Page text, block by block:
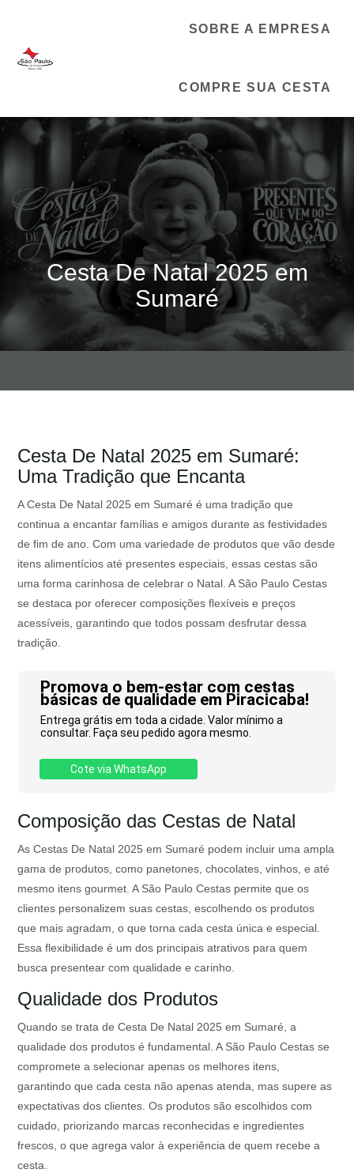
SOBRE A EMPRESA
COMPRE SUA CESTA
Cesta De Natal 2025 em
Sumaré
Cesta De Natal 2025 em Sumaré:
Uma Tradição que Encanta
A Cesta De Natal 2025 em Sumaré é uma tradição que
continua a encantar famílias e amigos durante as festividades
de fim de ano. Com uma variedade de produtos que vão desde
itens alimentícios até presentes especiais, essas cestas são
uma forma carinhosa de celebrar o Natal. A São Paulo Cestas
se destaca por oferecer composições flexíveis e preços
acessíveis, garantindo que todos possam desfrutar dessa
tradição.
Promova o bem-estar com cestas
básicas de qualidade em Piracicaba!
Entrega grátis em toda a cidade. Valor mínimo a
consultar. Faça seu pedido agora mesmo.
Cote via WhatsApp
Composição das Cestas de Natal
As Cestas De Natal 2025 em Sumaré podem incluir uma ampla
gama de produtos, como panetones, chocolates, vinhos, e até
mesmo itens gourmet. A São Paulo Cestas permite que os
clientes personalizem suas cestas, escolhendo os produtos
que mais agradam, o que torna cada cesta única e especial.
Essa flexibilidade é um dos principais atrativos para quem
busca presentear com qualidade e carinho.
Qualidade dos Produtos
Quando se trata de Cesta De Natal 2025 em Sumaré, a
qualidade dos produtos é fundamental. A São Paulo Cestas se
compromete a selecionar apenas os melhores itens,
garantindo que cada cesta não apenas atenda, mas supere as
expectativas dos clientes. Os produtos são escolhidos com
cuidado, priorizando marcas reconhecidas e ingredientes
frescos, o que agrega valor à experiência de quem recebe a
cesta.